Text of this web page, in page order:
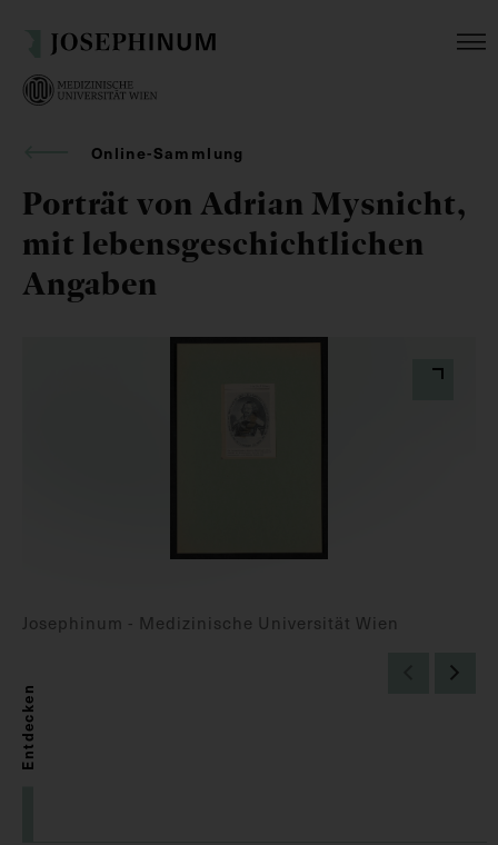
Online-Sammlung
Porträt von Adrian Mysnicht,
mit lebensgeschichtlichen
Angaben
Josephinum - Medizinische Universität Wien
Entdecken